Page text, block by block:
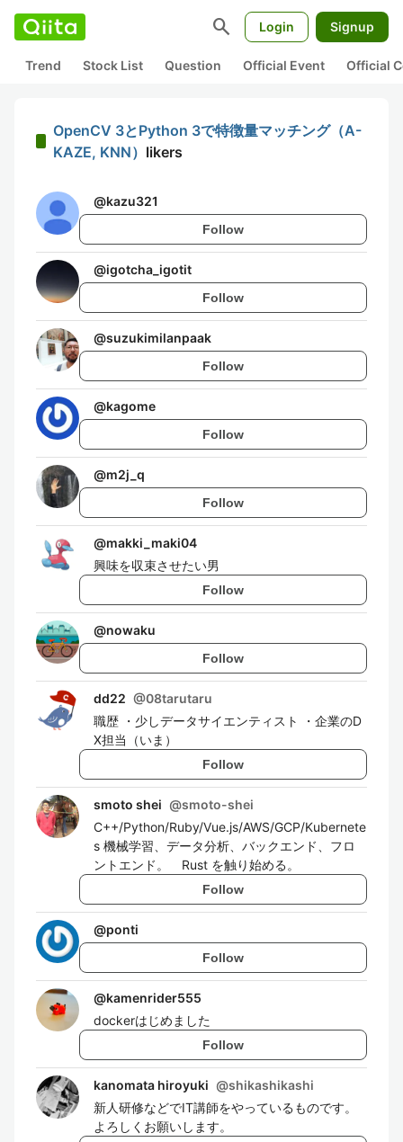
search Login Signup
Trend Stock List Question Official Event Official
OpenCV 3とPython 3で特徴量マッチング（A-
KAZE, KNN） likers
@kazu321
Follow
@igotcha_igotit
Follow
@suzukimilanpaak
Follow
@kagome
Follow
@m2j_q
Follow
@makki_maki04
興味を収束させたい男
Follow
@nowaku
Follow
dd22 @08tarutaru
職歴 ・少しデータサイエンティスト ・企業のD
X担当（いま）
Follow
smoto shei @smoto-shei
C++/Python/Ruby/Vue.js/AWS/GCP/Kubernete
s 機械学習、データ分析、バックエンド、フロ
ントエンド。 Rust を触り始める。
Follow
@ponti
Follow
@kamenrider555
dockerはじめました
Follow
kanomata hiroyuki @shikashikashi
新人研修などでIT講師をやっているものです。
よろしくお願いします。